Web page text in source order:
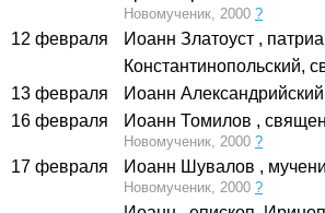
Новомученик, 2000 ?
12 февраля Иоанн Златоуст ,
Константинопольский,
13 февраля
Иоанн Александрийский
16 февраля
Иоанн Томилов ,
Новомученик, 2000 ?
17 февраля Иоанн Шувалов ,
Новомученик, 2000 ?